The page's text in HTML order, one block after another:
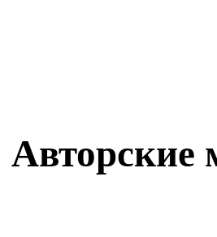
Авторские